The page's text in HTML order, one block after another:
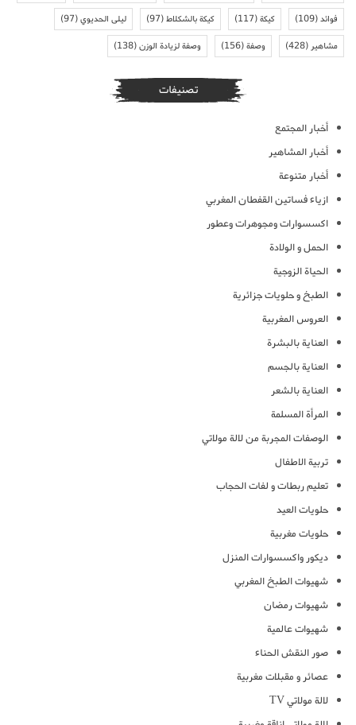
فوائد(109) كيكة(117) كيكة بالشكلاط(97) ليلى الحديوي(97)
مشاهير(428) وصفة(156) وصفة لزيادة الوزن(138)
تصنيفات
أخبار المجتمع
أخبار المشاهير
أخبار متنوعة
ازياء فساتين القفطان المغربي
اكسسوارات ومجوهرات وعطور
الحمل و الولادة
الحياة الزوجية
الطبخ و حلويات جزائرية
العروس المغربية
العناية بالبشرة
العناية بالجسم
العناية بالشعر
المرأة المسلمة
الوصفات المجربة من لالة مولاتي
تربية الاطفال
تعليم ربطات و لفات الحجاب
حلويات العيد
حلويات مغربية
ديكور واكسسوارات المنزل
شهيوات الطبخ المغربي
شهيوات رمضان
شهيوات عالمية
صور النقش الحناء
عصائر و مقبلات مغربية
لالة مولاتي TV